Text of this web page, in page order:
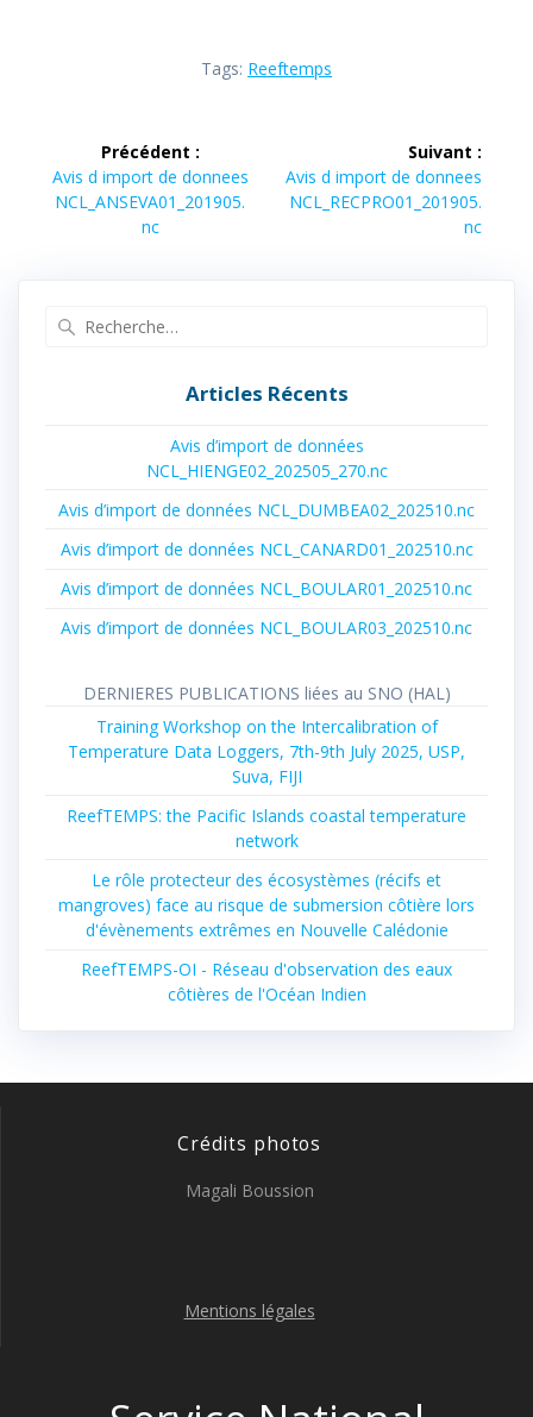
Tags: Reeftemps
Navigation
de
l’article
Précédent :
Article
précédent :
Avis d import de donnees
NCL_ANSEVA01_201905.
nc
Suivant :
Article
suivant :
Avis d import de donnees
NCL_RECPRO01_201905.
nc
Articles Récents
Avis d’import de données
NCL_HIENGE02_202505_270.nc
Avis d’import de données NCL_DUMBEA02_202510.nc
Avis d’import de données NCL_CANARD01_202510.nc
Avis d’import de données NCL_BOULAR01_202510.nc
Avis d’import de données NCL_BOULAR03_202510.nc
DERNIERES PUBLICATIONS liées au SNO (HAL)
Training Workshop on the Intercalibration of
Temperature Data Loggers, 7th-9th July 2025, USP,
Suva, FIJI
ReefTEMPS: the Pacific Islands coastal temperature
network
Le rôle protecteur des écosystèmes (récifs et
mangroves) face au risque de submersion côtière lors
d'évènements extrêmes en Nouvelle Calédonie
ReefTEMPS-OI - Réseau d'observation des eaux
côtières de l'Océan Indien
Crédits photos
Magali Boussion
Mentions légales